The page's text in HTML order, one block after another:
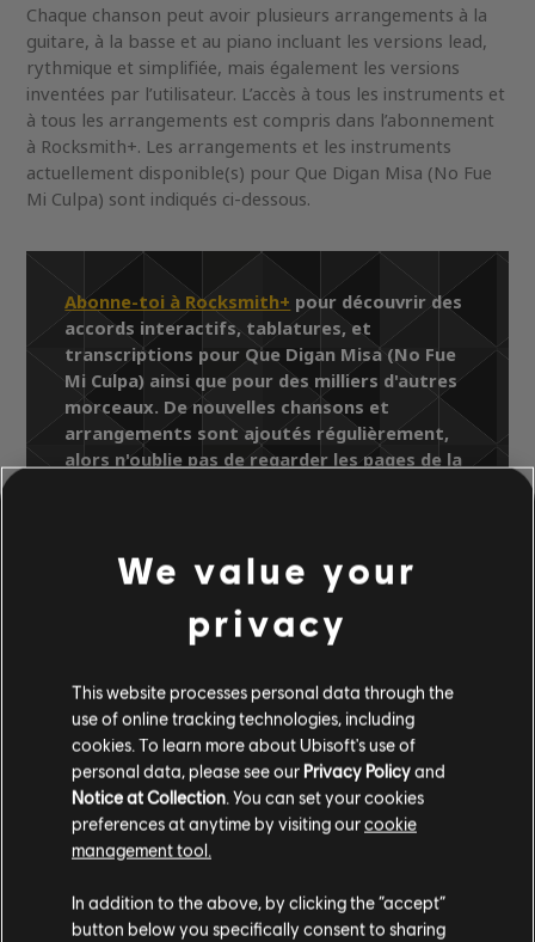
Chaque chanson peut avoir plusieurs arrangements à la
guitare, à la basse et au piano incluant les versions lead,
rythmique et simplifiée, mais également les versions
inventées par l’utilisateur. L’accès à tous les instruments et
à tous les arrangements est compris dans l’abonnement
à Rocksmith+. Les arrangements et les instruments
actuellement disponible(s) pour Que Digan Misa (No Fue
Mi Culpa) sont indiqués ci-dessous.
Abonne-toi à Rocksmith+ pour découvrir des
accords interactifs, tablatures, et
transcriptions pour Que Digan Misa (No Fue
Mi Culpa) ainsi que pour des milliers d'autres
morceaux. De nouvelles chansons et
arrangements sont ajoutés régulièrement,
alors n'oublie pas de regarder les pages de la
Bibliothèque de chansons
Muy Dentro De Mi Corazon
Que Digan Misa (No Fue Mi Culpa)
ARRANGEMENTS
VÉRIFIÉS
We value your
privacy
This website processes personal data through the
use of online tracking technologies, including
cookies. To learn more about Ubisoft's use of
personal data, please see our Privacy Policyand
Notice at Collection. You can set your cookies
preferences at anytime by visiting ourcookie
management tool.
In addition to the above, by clicking the “accept”
button below you specifically consent to sharing